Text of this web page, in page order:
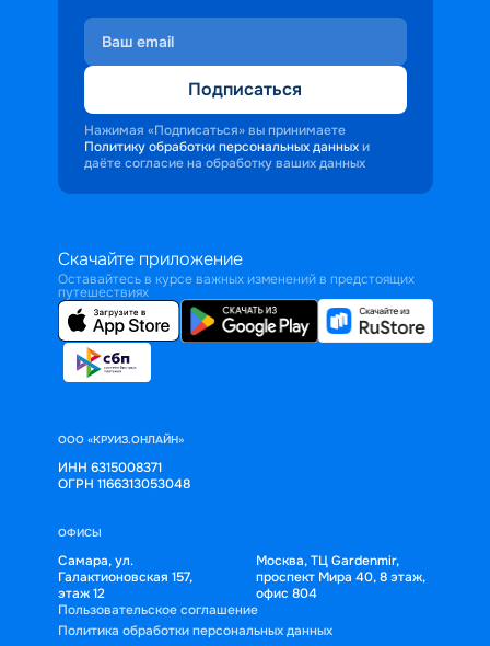
Подписаться
Нажимая «Подписаться» вы принимаете
Политику обработки персональных данных и
даёте согласие на обработку ваших данных
Скачайте приложение
Оставайтесь в курсе важных изменений в предстоящих
путешествиях
ООО «КРУИЗ.ОНЛАЙН»
ИНН 6315008371
ОГРН 1166313053048
ОФИСЫ
Самара, ул.
Галактионовская 157,
этаж 12
Москва, ТЦ Gardenmir,
проспект Мира 40, 8 этаж,
офис 804
Пользовательское соглашение
Политика обработки персональных данных